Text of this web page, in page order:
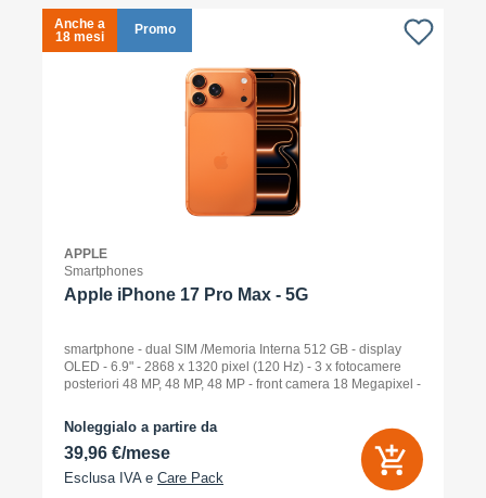
Anche a
18 mesi
Promo
APPLE
Smartphones
Apple iPhone 17 Pro Max - 5G
smartphone - dual SIM /Memoria Interna 512 GB - display
OLED - 6.9" - 2868 x 1320 pixel (120 Hz) - 3 x fotocamere
posteriori 48 MP, 48 MP, 48 MP - front camera 18 Megapixel -
Noleggialo a partire da
39,96 €/mese
Esclusa IVA e Care Pack